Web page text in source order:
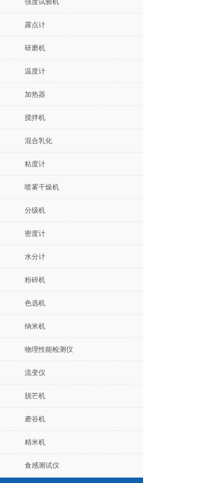
强度试验机
露点计
研磨机
温度计
加热器
搅拌机
混合乳化
粘度计
喷雾干燥机
分级机
密度计
水分计
粉碎机
色选机
纳米机
物理性能检测仪
流变仪
脱芒机
砻谷机
精米机
食感测试仪